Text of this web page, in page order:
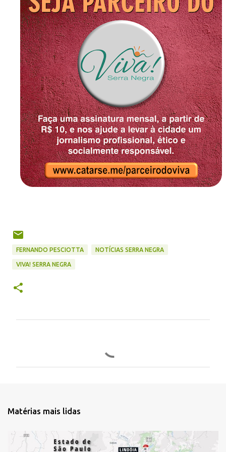
FERNANDO PESCIOTTA NOTÍCIAS SERRA NEGRA
VIVA! SERRA NEGRA
t
i
Matérias mais lidas